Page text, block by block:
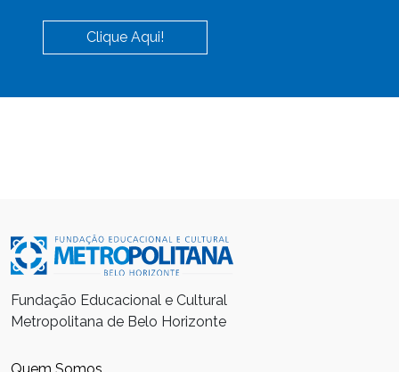
Clique Aqui!
Fundação Educacional e Cultural
Metropolitana de Belo Horizonte